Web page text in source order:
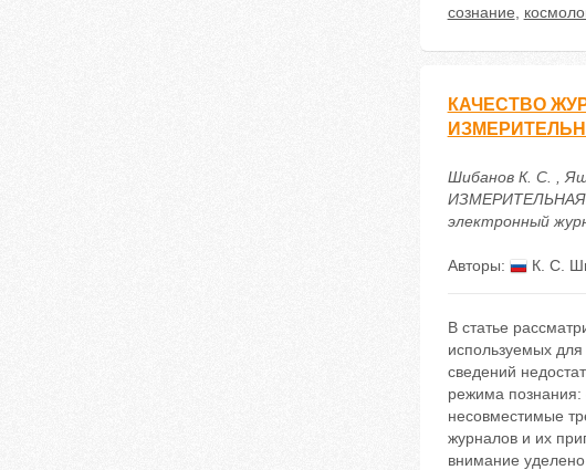
сознание
КАЧЕСТВО
Шибанов К. С. ,
электронный
Авторы: К. С.
В статье
используемых для
сведений
режима
несовместимые
журналов и их
внимание уделено